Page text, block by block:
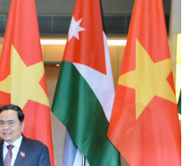
Tin thế giới
Vấn đề quốc tế
Hồ sơ sự kiện quốc tế
Thế giới & Việt Nam
Biên cương - Một dải vững
bền